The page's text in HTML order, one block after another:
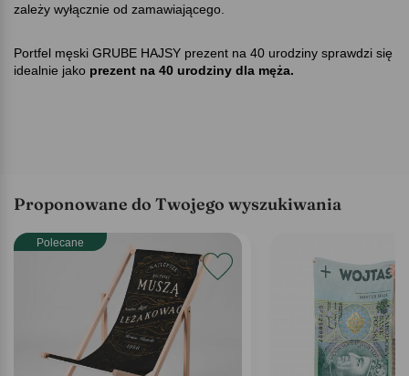
zależy wyłącznie od zamawiającego.
Portfel męski GRUBE HAJSY prezent na 40 urodziny sprawdzi się
idealnie jako prezent na 40 urodziny dla męża.
Proponowane do Twojego wyszukiwania
Polecane